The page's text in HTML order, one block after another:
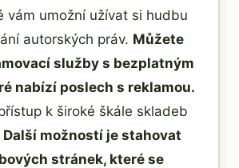
vám umožní užívat si hudbu
autorských práv. Můžete
služby s bezplatným
nabízí poslech s reklamou.
k široké škále skladeb
Další možností je stahovat
stránek, které se